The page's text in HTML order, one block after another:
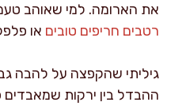
את הארומה. למי שאוהב
רטבים חריפים טובים או
גיליתי שהקפצה על להבה
ההבדל בין ירקות שמאבדים